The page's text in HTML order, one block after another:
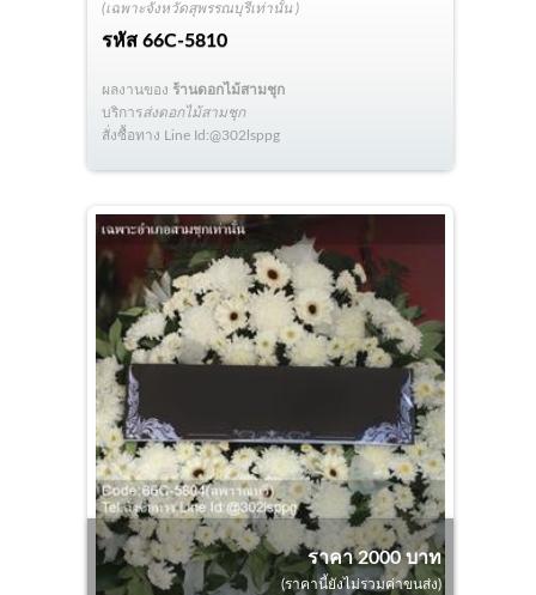
(เฉพาะจังหวัดสุพรรณบุรีเท่านั้น )
รหัส66C-5810
ผลงานของ ร้านดอกไม้สามชุก
บริการส่งดอกไม้สามชุก
สั่งซื้อทาง Line Id:@302lsppg
ราคา 2000 บาท
(ราคานี้ยังไม่รวมค่าขนส่ง)